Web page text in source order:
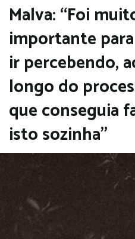
Malva: “Foi
importante
ir percebendo,
longo do
que conseguia
isto sozinha”